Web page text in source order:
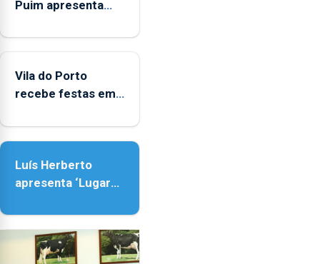
o
de
entre
as
e
as
18h00.
Puim apresenta
de Vila do Porto
Vila do Porto
recebe festas em
Senhora da
Luís Herberto
apresenta ‘Lugares